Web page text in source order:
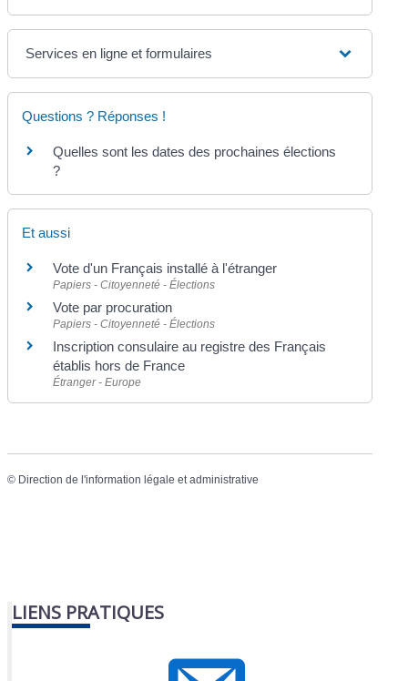
Services en ligne et formulaires
Questions ? Réponses !
Quelles sont les dates des prochaines élections
?
Et aussi
Vote d'un Français installé à l'étranger
Papiers - Citoyenneté - Élections
Vote par procuration
Papiers - Citoyenneté - Élections
Inscription consulaire au registre des Français
établis hors de France
Étranger - Europe
© Direction de l'information légale et administrative
LIENS PRATIQUES